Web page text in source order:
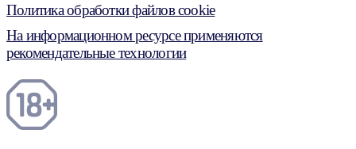
Политика обработки файлов cookie
На информационном ресурсе применяются
рекомендательные технологии